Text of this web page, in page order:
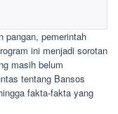
pangan, pemerintah
ini menjadi sorotan
masih belum
tentang Bansos
fakta-fakta yang